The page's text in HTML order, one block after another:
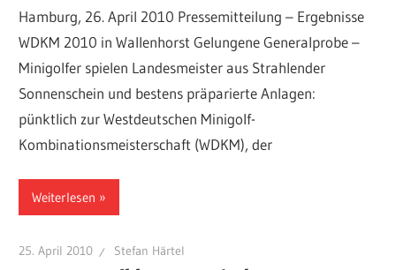
Hamburg, 26. April 2010 Pressemitteilung – Ergebnisse
WDKM 2010 in Wallenhorst Gelungene Generalprobe –
Minigolfer spielen Landesmeister aus Strahlender
Sonnenschein und bestens präparierte Anlagen:
pünktlich zur Westdeutschen Minigolf-
Kombinationsmeisterschaft (WDKM), der
Weiterlesen
25. April 2010 Stefan Härtel